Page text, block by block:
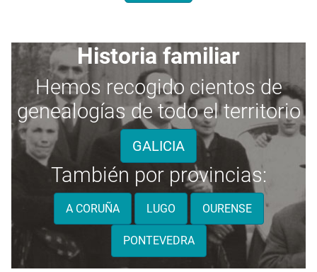
Historia familiar
Hemos recogido cientos de
genealogías de todo el territorio
GALICIA
También por provincias:
A CORUÑA LUGO OURENSE
PONTEVEDRA